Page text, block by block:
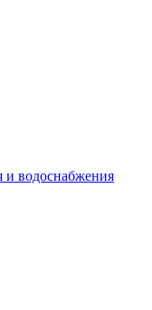
и водоснабжения